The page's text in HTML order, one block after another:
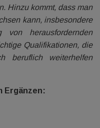
Hinzu kommt, dass man
kann, insbesondere
herausfordernden
Qualifikationen, die
beruflich weiterhelfen
Ergänzen: